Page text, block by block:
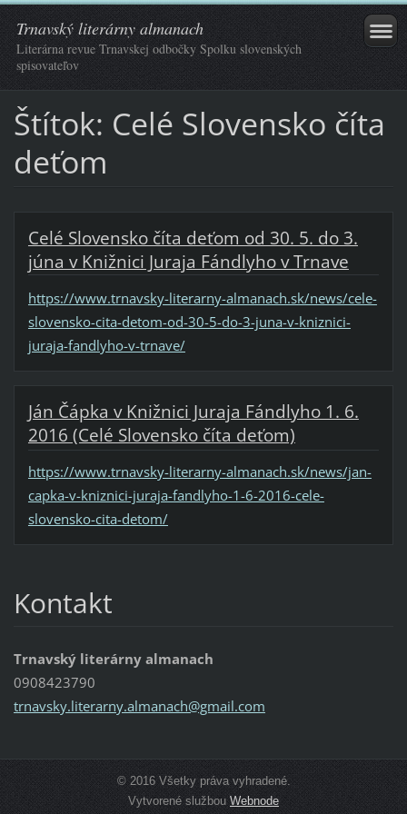
Trnavský literárny almanach
Literárna revue Trnavskej odbočky Spolku slovenských
spisovateľov
Štítok: Celé Slovensko číta
deťom
Celé Slovensko číta deťom od 30. 5. do 3.
júna v Knižnici Juraja Fándlyho v Trnave
https://www.trnavsky-literarny-almanach.sk/news/cele-
slovensko-cita-detom-od-30-5-do-3-juna-v-kniznici-
juraja-fandlyho-v-trnave/
Ján Čápka v Knižnici Juraja Fándlyho 1. 6.
2016 (Celé Slovensko číta deťom)
https://www.trnavsky-literarny-almanach.sk/news/jan-
capka-v-kniznici-juraja-fandlyho-1-6-2016-cele-
slovensko-cita-detom/
Kontakt
Trnavský literárny almanach
0908423790
trnavsky.literarny.almanach@gmail.com
© 2016 Všetky práva vyhradené.
Vytvorené službou Webnode